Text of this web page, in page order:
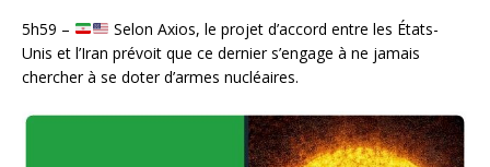
5h59 –
Selon Axios, le projet d’accord entre les États-
Unis et l’Iran prévoit que ce dernier s’engage à ne jamais
chercher à se doter d’armes nucléaires.